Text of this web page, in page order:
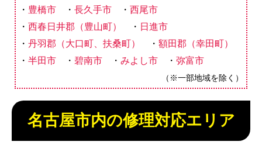
豊橋市
長久手市
西尾市
西春日井郡（豊山町）
日進市
丹羽郡（大口町、扶桑町）
額田郡（幸田町）
半田市
碧南市 みよし市 弥富市
（※一部地域を除く）
名古屋市内の修理対応エリア